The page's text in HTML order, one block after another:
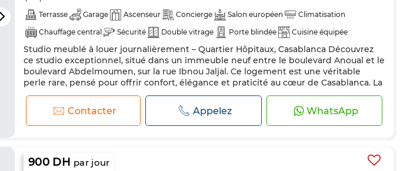
Terrasse Garage Ascenseur Concierge Salon européen
Climatisation
Chauffage central
Sécurité Double vitrage Porte blindée
Cuisine équipée
Réfrigérateur
Four TV Machine à laver Internet
Studio meublé à louer journalièrement – Quartier Hôpitaux, Casablanca Découvrez
ce studio exceptionnel, situé dans un immeuble neuf entre le boulevard Anoual et le
boulevard Abdelmoumen, sur la rue Ibnou Jaljal. Ce logement est une véritable
perle rare, pensé pour offrir confort, élégance et praticité au cœur de Casablanca. La
chambre à coucher est décorée avec goût, dans un style apaisant et raffiné, idéale
pour le repos. Elle donne accès...
Contacter Appelez WhatsApp
900 DH par jour